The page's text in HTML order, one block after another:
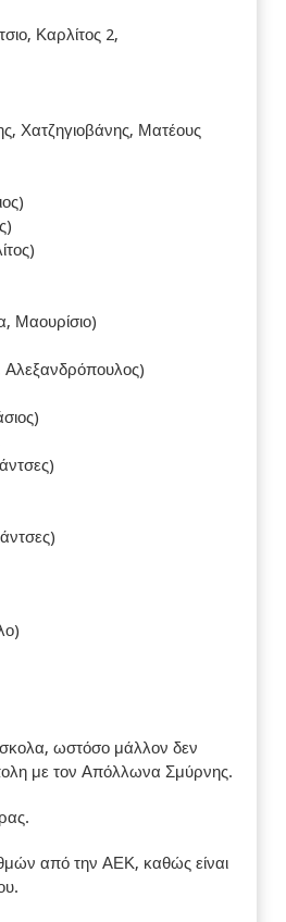
Καρλίτος 2,
Χατζηγιοβάνης, Ματέους
Μαουρίσιο)
ωστόσο μάλλον δεν
με τον Απόλλωνα Σμύρνης.
από την ΑΕΚ, καθώς είναι